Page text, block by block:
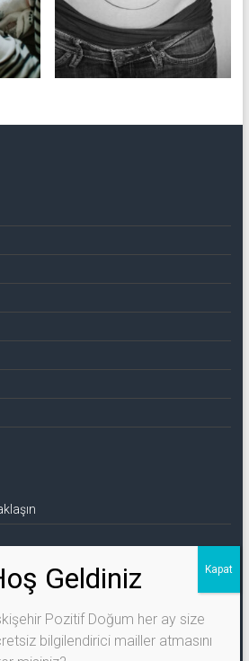
Gerekenler
Pozitif Doğum her ay size
bilgilendirici mailler atmasını